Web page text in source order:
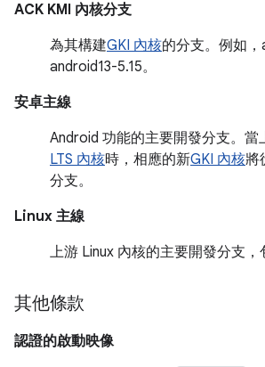
ACK KMI 內核分支
為其構建GKI 內核的分支。例如
android13-5.15。
安卓主線
Android 功能的主要開發分支。當
LTS 內核時，相應的新GKI 內核將
分支。
Linux 主線
上游 Linux 內核的主要開發分支，
其他條款
認證的啟動映像